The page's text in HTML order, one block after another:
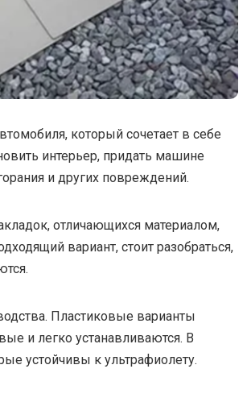
который сочетает в себе
интерьер, придать машине
и других повреждений.
отличающихся материалом,
вариант, стоит разобраться,
Пластиковые варианты
и легко устанавливаются. В
устойчивы к ультрафиолету.